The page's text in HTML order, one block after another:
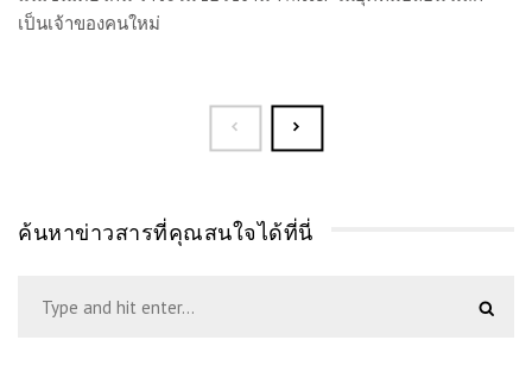
เป็นเจ้าของคนใหม่
ค้นหาข่าวสารที่คุณสนใจได้ที่นี่